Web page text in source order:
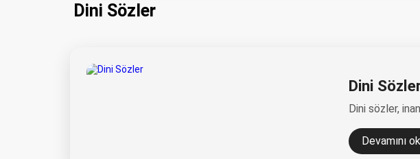
Dini Sözler
Dini
Dini sözler,
Devamını